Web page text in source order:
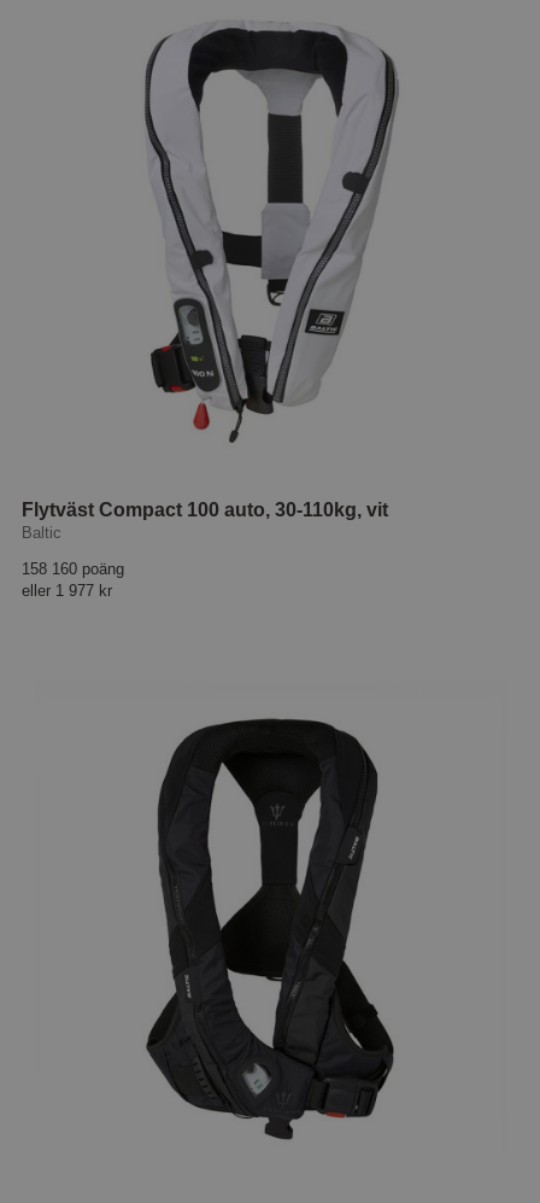
Flytväst Compact 100 auto, 30-110kg, vit
Baltic
158 160 poäng
eller 1 977 kr